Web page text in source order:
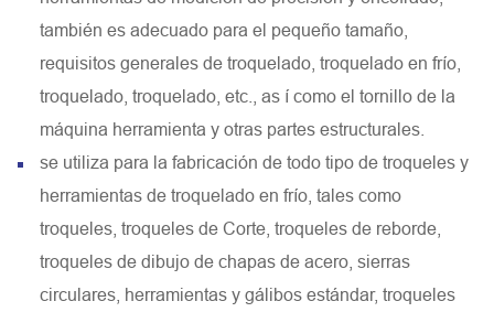
también es adecuado para el pequeño tamaño,
requisitos generales de troquelado, troquelado en frío,
troquelado, troquelado, etc., as í como el tornillo de la
máquina herramienta y otras partes estructurales.
se utiliza para la fabricación de todo tipo de troqueles y
herramientas de troquelado en frío, tales como
troqueles, troqueles de Corte, troqueles de reborde,
troqueles de dibujo de chapas de acero, sierras
circulares, herramientas y gálibos estándar, troqueles